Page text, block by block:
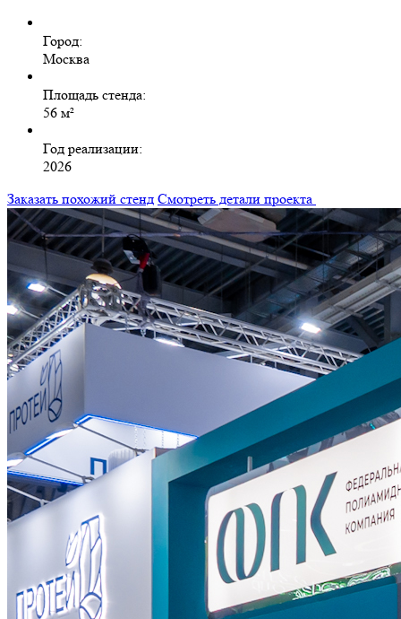
Город:
Москва
Площадь стенда:
56 м²
Год реализации:
2026
Заказать похожий стенд Смотреть детали проекта